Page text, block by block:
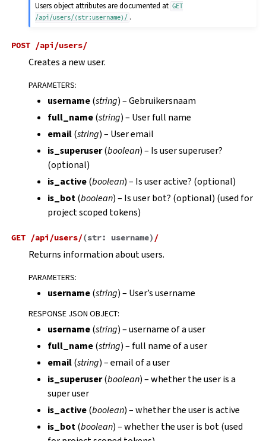
Users object attributes are documented at GET
/api/users/(str:username)/ .
POST /api/users/
Creates a new user.
PARAMETERS:
username(string) – Gebruikersnaam
full_name(string) – User full name
email(string) – User email
is_superuser(boolean) – Is user superuser?
(optional)
is_active(boolean) – Is user active? (optional)
is_bot(boolean) – Is user bot? (optional) (used for
project scoped tokens)
GET /api/users/(str: username) /
Returns information about users.
PARAMETERS:
username(string) – User’s username
RESPONSE JSON OBJECT:
username(string) – username of a user
full_name(string) – full name of a user
email(string) – email of a user
is_superuser(boolean) – whether the user is a
super user
is_active(boolean) – whether the user is active
is_bot(boolean) – whether the user is bot (used